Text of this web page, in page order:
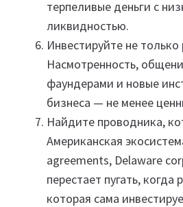
терпеливые деньги с
ликвидностью.
Инвестируйте не только
Насмотренность,
фаундерами и новые
бизнеса — не менее
Найдите проводника,
Американская
agreements, Delaware
перестает пугать,
которая сама